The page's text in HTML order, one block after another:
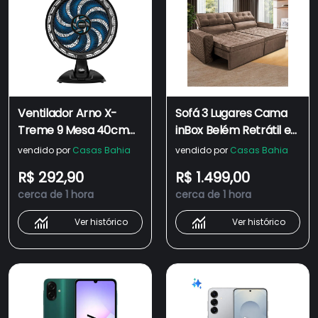
Ventilador Arno X-
Treme 9 Mesa 40cm
VE90 - 110V
vendido por Casas Bahia
R$ 292,90
cerca de 1 hora
Ver histórico
Sofá 3 Lugares Cama
inBox Belém Retrátil e
Reclinável Revestido
200cm de largura
vendido por Casas Bahia
R$ 1.499,00
cerca de 1 hora
Ver histórico